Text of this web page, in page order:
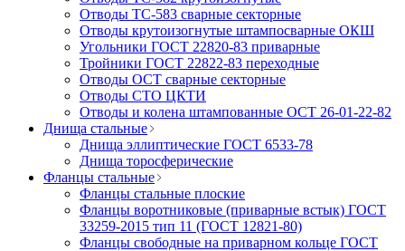
Отводы ТС-583 сварные секторные
Отводы крутоизогнутые штампосварные ОКШ
Угольники ГОСТ 22820-83 приварные
Тройники ГОСТ 22822-83 переходные
Отводы ОСТ сварные секторные
Отводы СТО ЦКТИ
Отводы и колена штампованные ОСТ 26-01-22-82
Днища стальные
Днища эллиптические ГОСТ 6533-78
Днища торосферические
Фланцы стальные
Фланцы стальные плоские
Фланцы воротниковые (приварные встык) ГОСТ
33259-2015 тип 11 (ГОСТ 12821-80)
Фланцы свободные на приварном кольце ГОСТ